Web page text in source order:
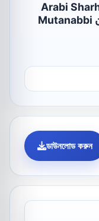
Arabi
Mutanabbi عربی شرح و اردو ترجمہ دیوان
ডাউনলোড করুন